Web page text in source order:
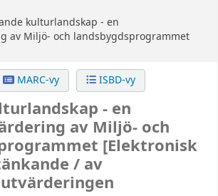
kulturlandskap - en
av Miljö- och landsbygdsprogrammet
MARC-vy ISBD-vy
- en
av Miljö- och
[Elektronisk
/ av